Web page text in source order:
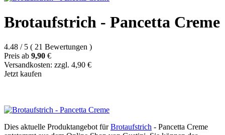
Brotaufstrich - Pancetta Creme
4.48 / 5 ( 21 Bewertungen )
Preis ab 9,90 €
Versandkosten: zzgl. 4,90 €
Jetzt kaufen
Dies aktuelle Produktangebot fürBrotaufstrich - Pancetta Creme